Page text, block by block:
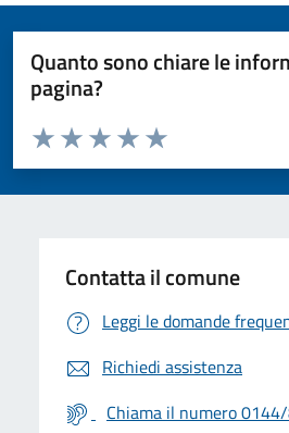
Quanto sono chiare le
pagina?
Valuta da 1 a 5 stelle la pagina
Valuta 5 stelle su 5
Valuta 4 stelle su 5
Valuta 3 stelle su 5
Valuta 2 stelle su 5
Valuta 1 stelle su 5
Contatta il comune
Leggi le domande
Richiedi assistenza
Chiama il numero